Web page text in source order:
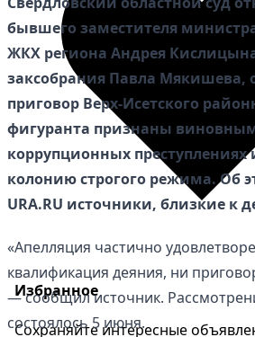
Избранное
Сохраняйте интересные
бывшего заместителя
ЖКХ региона Андрея
заксобрания Павла Мякишева,
приговор Верх-Исетского
фигуранта признаны
коррупционных преступлениях
колонию строгого режима. Об
URA.RU источники, близкие к
«Апелляция частично
квалификация деяния, ни
— сообщил источник.
состоялось 5 июня.